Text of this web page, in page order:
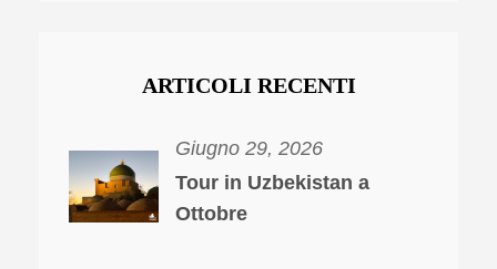
ARTICOLI RECENTI
Giugno 29, 2026
Tour in Uzbekistan a
Ottobre